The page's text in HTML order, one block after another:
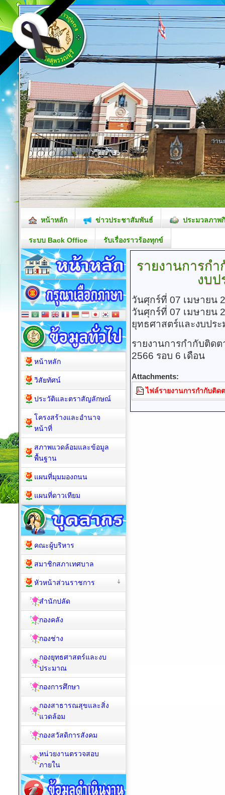
หน้าหลัก ข่าวประชาสัมพันธ์ ประมวลภาพ
ระบบ Back Office รับเรื่องราวร้องทุกข์
รายงานการก
งบ
วันศุกร์ที่ 07 เมษายน
วันศุกร์ที่ 07 เมษายน
ยุทธศาสตร์และงบปร
รายงานการกำกับติด
2566 รอบ 6 เดือน
Attachments:
ไฟล์รายงานการกำกับติด
หน้าหลัก
วิสัยทัศน์
ประวัติและตราสัญลักษณ์
โครงสร้างและอำนาจ
หน้าที่
สภาพแวดล้อมและข้อมูล
พื้นฐาน
แผนที่มุมมองถนน
แผนที่ดาวเทียม
คณะผู้บริหาร
สมาชิกสภาเทศบาล
หัวหน้าส่วนราชการ
สำนักปลัด
กองคลัง
กองช่าง
กองยุทธศาสตร์และงบ
ประมาณ
กองการศึกษา
กองสาธารณสุขและสิ่ง
แวดล้อม
กองสวัสดิการสังคม
หน่วยงานตรวจสอบ
ภายใน